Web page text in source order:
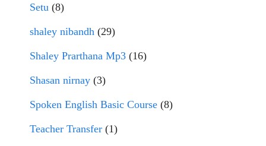
Setu (8)
shaley nibandh (29)
Shaley Prarthana Mp3 (16)
Shasan nirnay (3)
Spoken English Basic Course (8)
Teacher Transfer (1)